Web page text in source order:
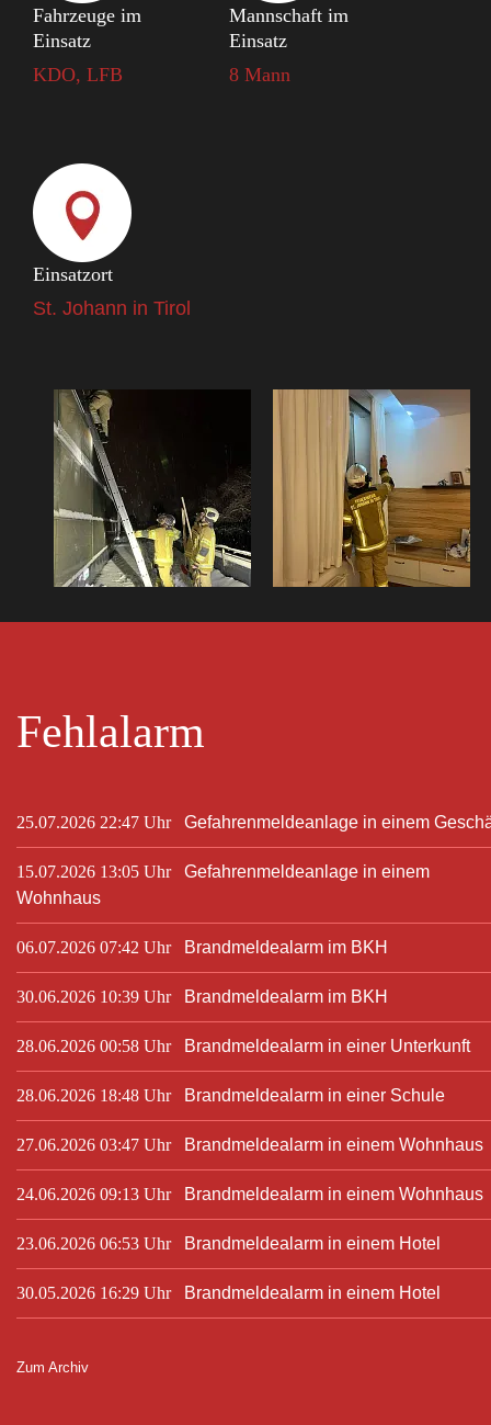
Fahrzeuge im
Einsatz
KDO, LFB
Mannschaft im
Einsatz
8 Mann
Einsatzort
St. Johann in Tirol
Fehlalarm
25.07.2026 22:47 Uhr Gefahrenmeldeanlage in einem
15.07.2026 13:05 Uhr
Gefahrenmeldeanlage in einem
Wohnhaus
06.07.2026 07:42 Uhr Brandmeldealarm im BKH
30.06.2026 10:39 Uhr Brandmeldealarm im BKH
28.06.2026 00:58 Uhr Brandmeldealarm in einer Unterkunft
28.06.2026 18:48 Uhr Brandmeldealarm in einer Schule
27.06.2026 03:47 Uhr Brandmeldealarm in einem Wohnhaus
24.06.2026 09:13 Uhr Brandmeldealarm in einem Wohnhaus
23.06.2026 06:53 Uhr Brandmeldealarm in einem Hotel
30.05.2026 16:29 Uhr Brandmeldealarm in einem Hotel
Zum Archiv